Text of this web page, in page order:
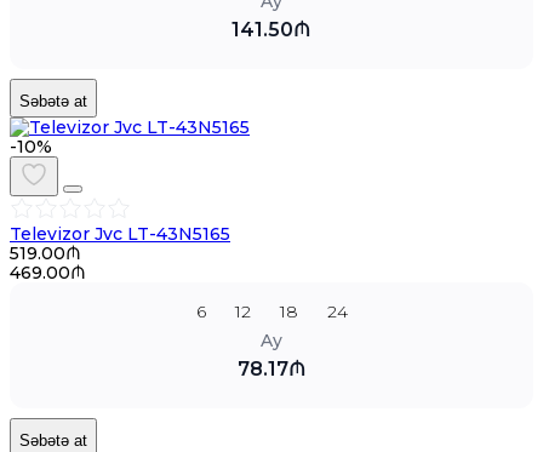
141.50₼
Səbətə at
-10%
Televizor Jvc LT-43N5165
519.00₼
469.00₼
6
12 18
24
Ay
78.17₼
Səbətə at